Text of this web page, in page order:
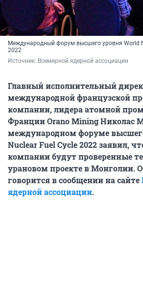
Международный форум высшего уровня World
2022
Источник: Всемирной ядерной ассоциации
Главный исполнительный
международной французской
компании, лидера атомной
Франции Orano Mining Николас
международном форуме
Nuclear Fuel Cycle 2022 заявил,
компании будут проверенные
урановом проекте в Монголии.
говорится в сообщении на сайте
ядерной ассоциации.